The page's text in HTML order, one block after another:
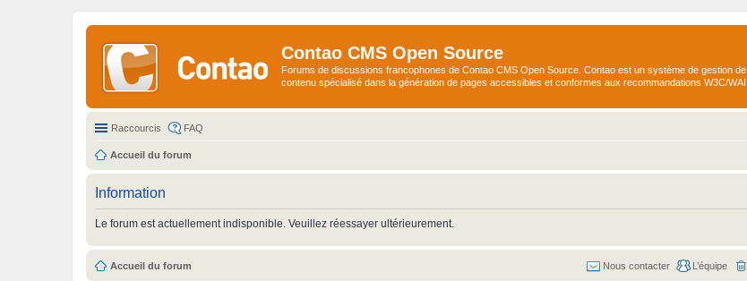
Contao CMS Open Source
Forums de discussions francophones de Contao CMS Open Source. Contao est un système de gestion de
contenu spécialisé dans la génération de pages accessibles et conformes aux recommandations W3C/WAI
Raccourcis FAQ
Accueil du forum
Information
Le forum est actuellement indisponible. Veuillez réessayer ultérieurement.
Accueil du forum L’équipe
Nous contacter